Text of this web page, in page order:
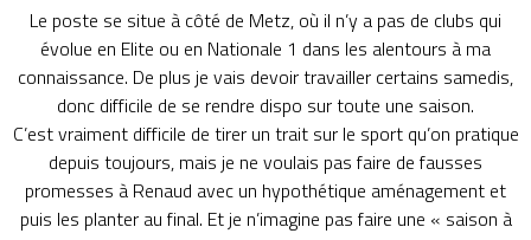
Le poste se situe à côté de Metz, où il n’y a pas de clubs qui
évolue en Elite ou en Nationale 1 dans les alentours à ma
connaissance. De plus je vais devoir travailler certains samedis,
donc difficile de se rendre dispo sur toute une saison.
C’est vraiment difficile de tirer un trait sur le sport qu’on pratique
depuis toujours, mais je ne voulais pas faire de fausses
promesses à Renaud avec un hypothétique aménagement et
puis les planter au final. Et je n’imagine pas faire une « saison à